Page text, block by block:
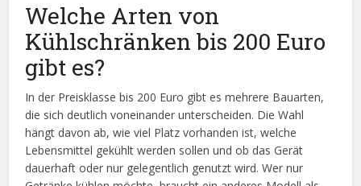
Welche Arten von
Kühlschränken bis 200 Euro
gibt es?
In der Preisklasse bis 200 Euro gibt es mehrere Bauarten,
die sich deutlich voneinander unterscheiden. Die Wahl
hängt davon ab, wie viel Platz vorhanden ist, welche
Lebensmittel gekühlt werden sollen und ob das Gerät
dauerhaft oder nur gelegentlich genutzt wird. Wer nur